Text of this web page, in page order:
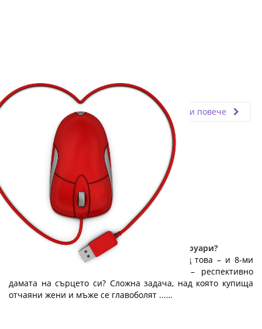
11.03.2024
Fly.bg
Прочети повече
А вие? Избрахте ли подарък за 14-ти февруари?
14 февруари приближава неумолимо. След това – и 8-ми
март. Какво да купиш на половинката – респективно
дамата на сърцето си? Сложна задача, над която купища
отчаяни жени и мъже се главоболят ...…